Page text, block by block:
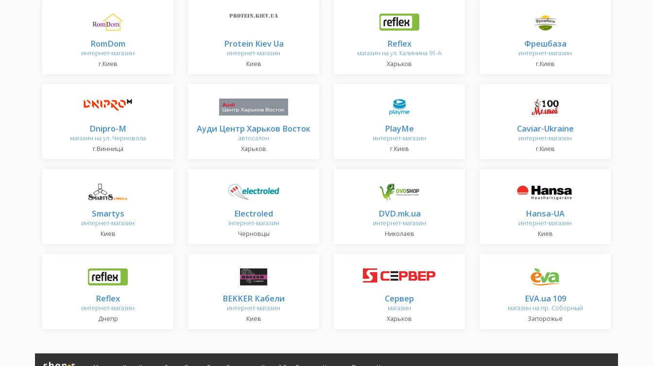
RomDom
интернет-магазин
г.Киев
Protein Kiev Ua
интернет-магазин
Киев
Reflex
магазин на ул. Калинина 91-А
Харьков
Фрешбаза
интернет-магазин
г.Киев
Dnipro-M
магазин на ул. Черновола
г.Винница
Ауди Центр Харьков Восток
автосалон
Харьков
PlayMe
интернет-магазин
г.Киев
Caviar-Ukraine
интернет-магазин
г.Киев
Smartys
интернет-магазин
Киев
Electroled
інтернет-магазин
Черновцы
DVD.mk.ua
интернет-магазин
Николаев
Hansa-UA
интернет-магазин
Киев
Reflex
интернет-магазин
Днепр
BEKKER Кабели
интернет-магазин
Киев
Сервер
магазин
Харьков
EVA.ua 109
магазин на пр. Соборный
Запорожье